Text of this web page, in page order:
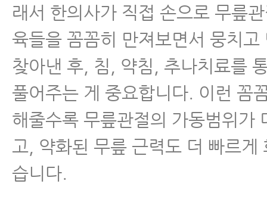
래서 한의사가 직접 손으로 무릎
육들을 꼼꼼히 만져보면서 뭉치고
찾아낸 후, 침, 약침, 추나치료를
풀어주는 게 중요합니다. 이런 꼼
해줄수록 무릎관절의 가동범위가
고, 약화된 무릎 근력도 더 빠르게
습니다.